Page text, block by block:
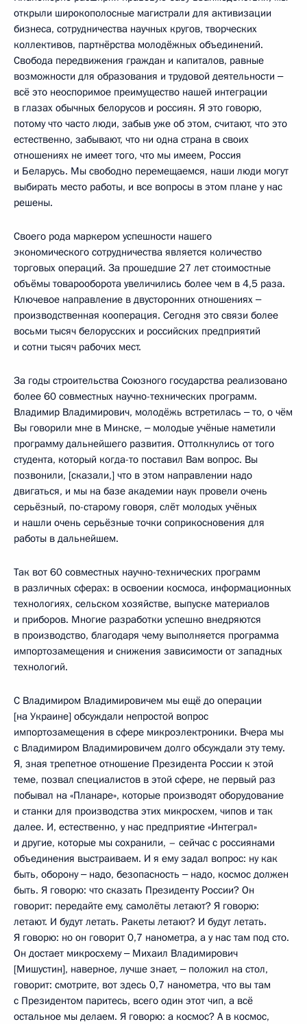
открыли широкополосные магистрали для активизации
бизнеса, сотрудничества научных кругов, творческих
коллективов, партнёрства молодёжных объединений.
Свобода передвижения граждан и капиталов, равные
возможности для образования и трудовой деятельности ‒
всё это неоспоримое преимущество нашей интеграции
в глазах обычных белорусов и россиян. Я это говорю,
потому что часто люди, забыв уже об этом, считают, что это
естественно, забывают, что ни одна страна в своих
отношениях не имеет того, что мы имеем, Россия
и Беларусь. Мы свободно перемещаемся, наши люди могут
выбирать место работы, и все вопросы в этом плане у нас
решены.
Своего рода маркером успешности нашего
экономического сотрудничества является количество
торговых операций. За прошедшие 27 лет стоимостные
объёмы товарооборота увеличились более чем в 4,5 раза.
Ключевое направление в двусторонних отношениях ‒
производственная кооперация. Сегодня это связи более
восьми тысяч белорусских и российских предприятий
и сотни тысяч рабочих мест.
За годы строительства Союзного государства реализовано
более 60 совместных научно-технических программ.
Владимир Владимирович, молодёжь встретилась ‒ то, о чём
Вы говорили мне в Минске, ‒ молодые учёные наметили
программу дальнейшего развития. Оттолкнулись от того
студента, который когда-то поставил Вам вопрос. Вы
позвонили, [сказали,] что в этом направлении надо
двигаться, и мы на базе академии наук провели очень
серьёзный, по-старому говоря, слёт молодых учёных
и нашли очень серьёзные точки соприкосновения для
работы в дальнейшем.
Так вот 60 совместных научно-технических программ
в различных сферах: в освоении космоса, информационных
технологиях, сельском хозяйстве, выпуске материалов
и приборов. Многие разработки успешно внедряются
в производство, благодаря чему выполняется программа
импортозамещения и снижения зависимости от западных
технологий.
С Владимиром Владимировичем мы ещё до операции
[на Украине] обсуждали непростой вопрос
импортозамещения в сфере микроэлектроники. Вчера мы
с Владимиром Владимировичем долго обсуждали эту тему.
Я, зная трепетное отношение Президента России к этой
теме, позвал специалистов в этой сфере, не первый раз
побывал на «Планаре», которые производят оборудование
и станки для производства этих микросхем, чипов и так
далее. И, естественно, у нас предприятие «Интеграл»
и другие, которые мы сохранили, – сейчас с россиянами
объединения выстраиваем. И я ему задал вопрос: ну как
быть, оборону ‒ надо, безопасность ‒ надо, космос должен
быть. Я говорю: что сказать Президенту России? Он
говорит: передайте ему, самолёты летают? Я говорю:
летают. И будут летать. Ракеты летают? И будут летать.
Я говорю: но он говорит 0,7 нанометра, а у нас там под сто.
Он достает микросхему ‒ Михаил Владимирович
[Мишустин], наверное, лучше знает, ‒ положил на стол,
говорит: смотрите, вот здесь 0,7 нанометра, что вы там
с Президентом паритесь, всего один этот чип, а всё
остальное мы делаем. Я говорю: а космос? А в космос,